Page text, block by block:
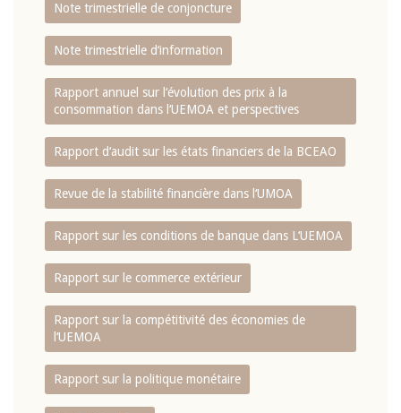
Note trimestrielle de conjoncture
Note trimestrielle d‘information
Rapport annuel sur l‘évolution des prix à la
consommation dans l‘UEMOA et perspectives
Rapport d‘audit sur les états financiers de la BCEAO
Revue de la stabilité financière dans l‘UMOA
Rapport sur les conditions de banque dans L‘UEMOA
Rapport sur le commerce extérieur
Rapport sur la compétitivité des économies de
l‘UEMOA
Rapport sur la politique monétaire